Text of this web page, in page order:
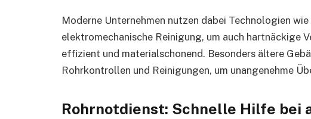
Moderne Unternehmen nutzen dabei Technologien
elektromechanische Reinigung, um auch hartnäckige
effizient und materialschonend. Besonders ältere
Rohrkontrollen und Reinigungen, um unangenehme
Rohrnotdienst: Schnelle Hilfe bei